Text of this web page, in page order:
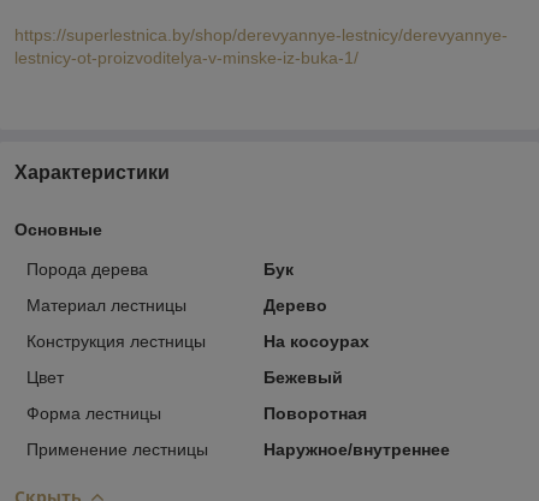
https://superlestnica.by/shop/derevyannye-lestnicy/derevyannye-
lestnicy-ot-proizvoditelya-v-minske-iz-buka-1/
Характеристики
Основные
Порода дерева
Бук
Материал лестницы
Дерево
Конструкция лестницы
На косоурах
Цвет
Бежевый
Форма лестницы
Поворотная
Применение лестницы
Наружное/внутреннее